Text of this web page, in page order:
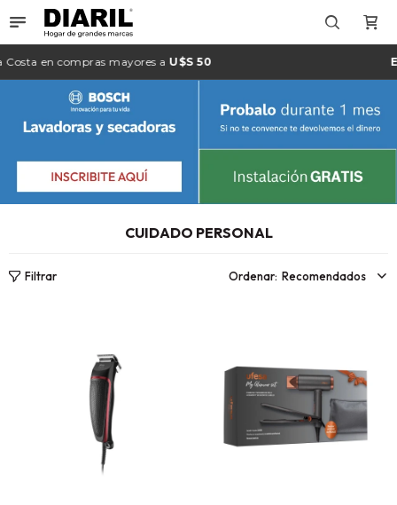

en compras mayores aU$S 50
CUIDADO PERSONAL
Recomendados